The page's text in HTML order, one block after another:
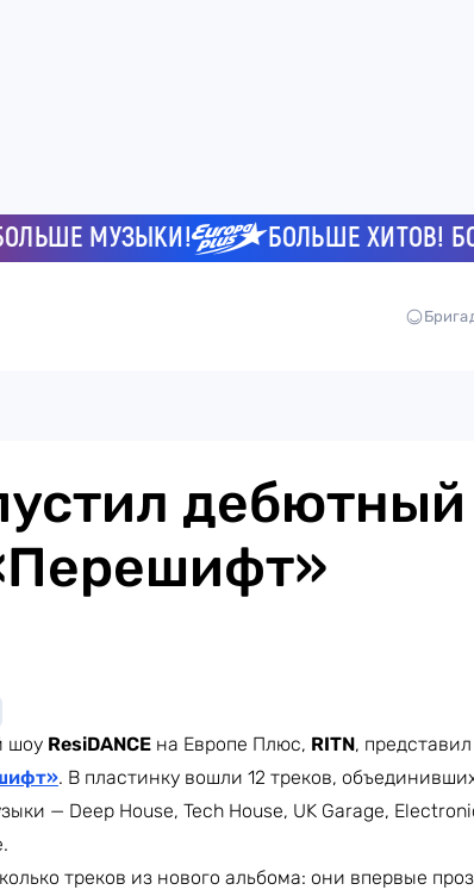
МУЗЫКИ! БОЛЬШЕ ХИТОВ!
дебютный
шоу ResiDANCE на Европе Плюс, RITN,
. В пластинку вошли 12 треков,
— Deep House, Tech House, UK Garage,
треков из нового альбома: они впервые